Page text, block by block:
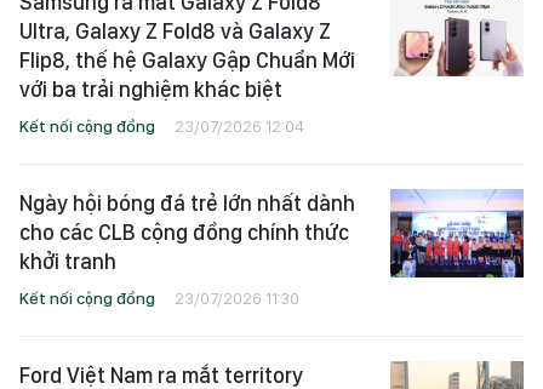
Ultra, Galaxy Z Fold8 và Galaxy Z
Flip8, thế hệ Galaxy Gập Chuẩn Mới
với ba trải nghiệm khác biệt
Kết nối cộng đồng 23/07/2026 12:04
Ngày hội bóng đá trẻ lớn nhất dành
cho các CLB cộng đồng chính thức
khởi tranh
Kết nối cộng đồng 23/07/2026 11:30
Ford Việt Nam ra mắt territory